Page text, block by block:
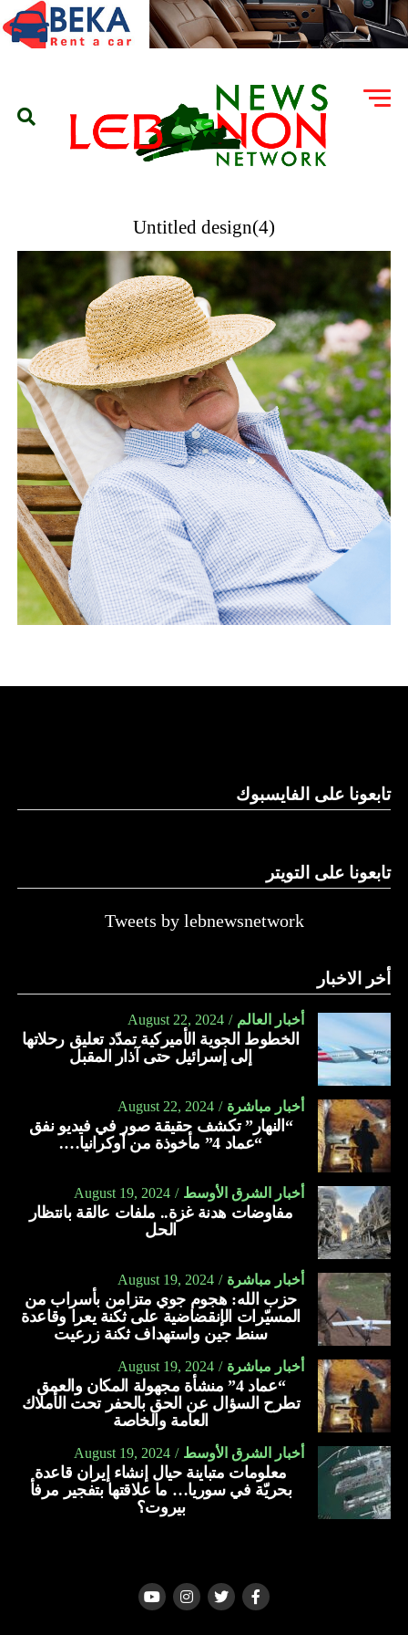
Untitled design(4)
تابعونا على الفايسبوك
تابعونا على التويتر
Tweets by lebnewsnetwork
أخر الاخبار
أخبار العالم August 22, 2024
الخطوط الجوية الأميركية تمدّد تعليق رحلاتها
إلى إسرائيل حتى آذار المقبل
أخبار مباشرة August 22, 2024
“النهار” تكشف حقيقة صور في فيديو نفق
“عماد 4” مأخوذة من أوكرانيا….
أخبار الشرق الأوسط August 19, 2024
مفاوضات هدنة غزة.. ملفات عالقة بانتظار
الحل
أخبار مباشرة August 19, 2024
حزب الله: هجوم جوي متزامن بأسراب من
المسيّرات الإنقضاضية على ثكنة يعرا وقاعدة
سنط جين واستهداف ثكنة زرعيت
أخبار مباشرة August 19, 2024
“عماد 4” منشأة مجهولة المكان والعمق
تطرح السؤال عن الحق بالحفر تحت الأملاك
العامة والخاصة
أخبار الشرق الأوسط August 19, 2024
معلومات متباينة حيال إنشاء إيران قاعدة
بحريّة في سوريا… ما علاقتها بتفجير مرفأ
بيروت؟